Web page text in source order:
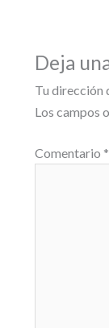
Deja
Tu dirección
Los campos
Comentario *